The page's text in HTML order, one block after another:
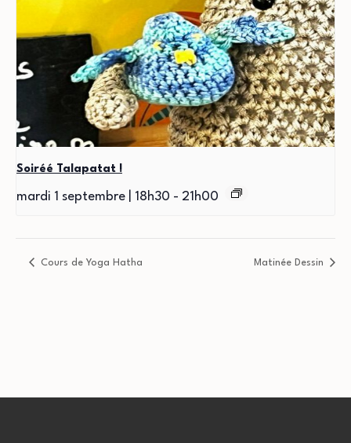
Soiréé Talapatat !
mardi 1 septembre | 18h30 - 21h00
Cours de Yoga Hatha Matinée Dessin